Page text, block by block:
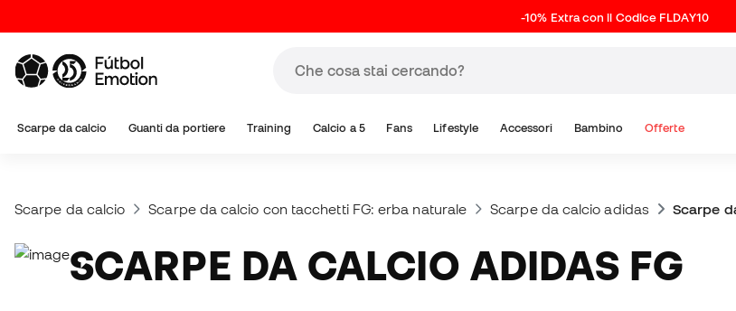
-10% Extra con il Codice FLDAY10
Scarpe da calcio Guanti da portiere Training Calcio a 5 Fans Lifestyle Accessori Bambino Offerte
Scarpe da calcio Scarpe da calcio con tacchetti FG: erba naturale Scarpe da calcio adidas Scarpe
SCARPE DA CALCIO ADIDAS FG